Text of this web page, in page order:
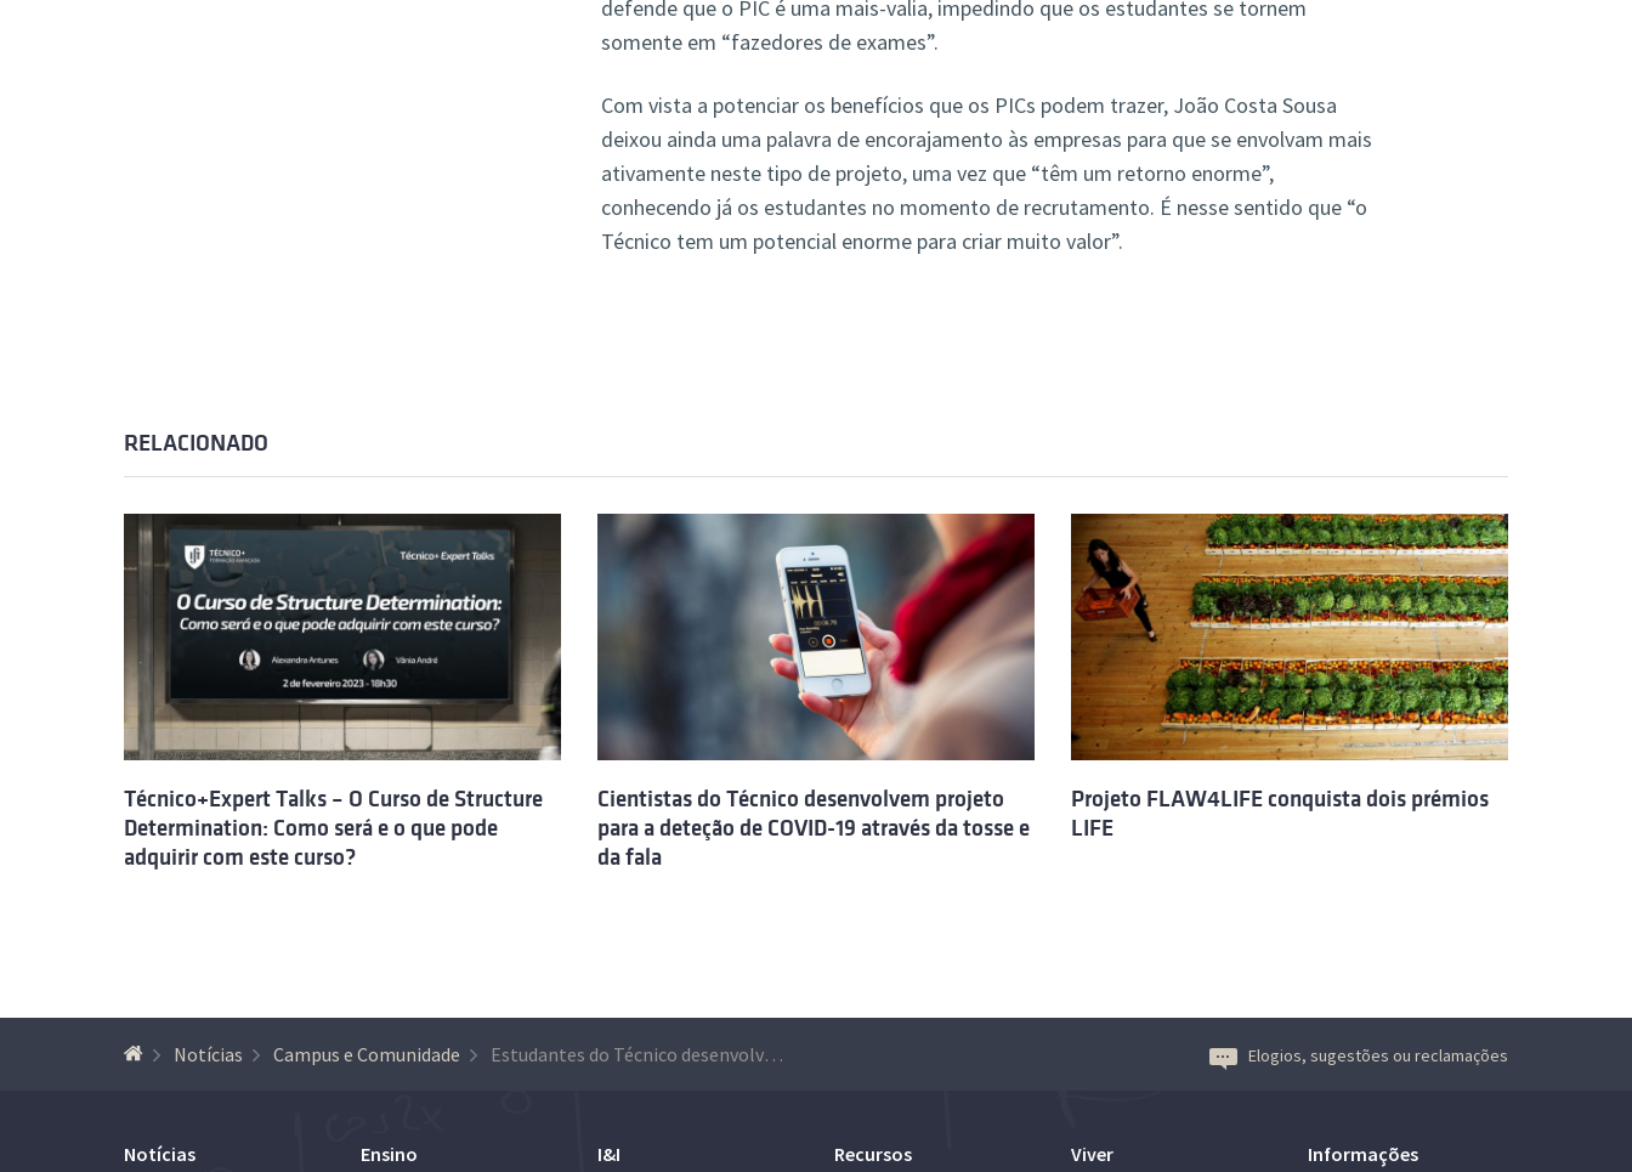
defende que o PIC é uma mais-valia, impedindo que os estudantes se tornem
somente em “fazedores de exames”.
Com vista a potenciar os benefícios que os PICs podem trazer, João Costa Sousa
deixou ainda uma palavra de encorajamento às empresas para que se envolvam mais
ativamente neste tipo de projeto, uma vez que “têm um retorno enorme”,
conhecendo já os estudantes no momento de recrutamento. É nesse sentido que “o
Técnico tem um potencial enorme para criar muito valor”.
RELACIONADO
Técnico+Expert Talks – O Curso de Structure
Determination: Como será e o que pode
adquirir com este curso?
Cientistas do Técnico desenvolvem projeto
para a deteção de COVID-19 através da tosse e
da fala
Projeto FLAW4LIFE conquista dois prémios
LIFE
Notícias Campus e Comunidade Estudantes do Técnico desenvolvem linha de montagem com dois braços robóticos como projeto de fim de curso Elogios, sugestões ou reclamações
Notícias Ensino I&I Recursos Viver Informações